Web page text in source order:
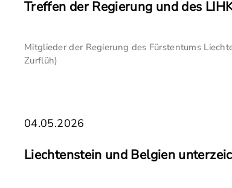
Treffen der Regierung und des
Mitglieder der Regierung des Fürstentums
Zurflüh)
04.05.2026
Liechtenstein und Belgien